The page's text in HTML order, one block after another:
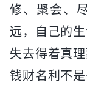
修、聚会、
远，自己的
失去得着真
钱财名利不